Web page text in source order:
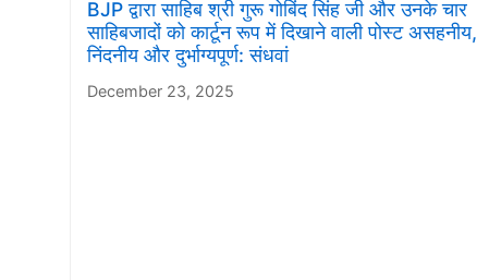
BJP द्वारा साहिब श्री गुरू गोबिंद सिंह जी और उनके चार
साहिबजादों को कार्टून रूप में दिखाने वाली पोस्ट असहनीय,
निंदनीय और दुर्भाग्यपूर्ण: संधवां
December 23, 2025